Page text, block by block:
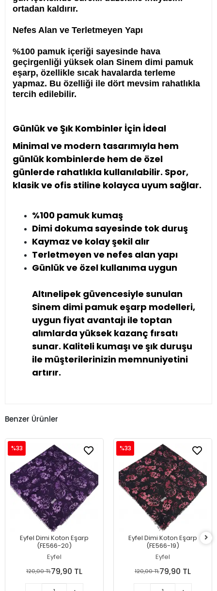
ortadan kaldırır.
Nefes Alan ve Terletmeyen Yapı
%100 pamuk içeriği sayesinde hava
geçirgenliği yüksek olan Sinem dimi pamuk
eşarp, özellikle sıcak havalarda terleme
yapmaz. Bu özelliği ile dört mevsim rahatlıkla
tercih edilebilir.
Günlük ve Şık Kombinler İçin İdeal
Minimal ve modern tasarımıyla hem
günlük kombinlerde hem de özel
günlerde rahatlıkla kullanılabilir. Spor,
klasik ve ofis stiline kolayca uyum sağlar.
%100 pamuk kumaş
Dimi dokuma sayesinde tok duruş
Kaymaz ve kolay şekil alır
Terletmeyen ve nefes alan yapı
Günlük ve özel kullanıma uygun
Altınelipek güvencesiyle sunulan
Sinem dimi pamuk eşarp modelleri,
uygun fiyat avantajı ile toptan
alımlarda yüksek kazanç fırsatı
sunar. Kaliteli kumaşı ve şık duruşu
ile müşterilerinizin memnuniyetini
artırır.
Benzer Ürünler
Eyfel Dimi Koton Eşarp
(FE566-20)
Eyfel
%33
120,00 TL79,90 TL
Eyfel Dimi Koton Eşarp
(FE566-19)
Eyfel
%33
120,00 TL79,90 TL